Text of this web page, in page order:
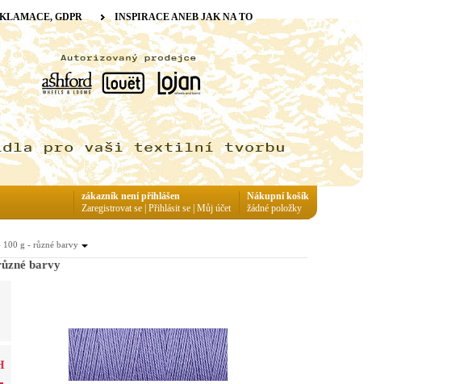
100 g - různé barvy
barvy
GDPR INSPIRACE ANEB JAK NA TO
Nákupní košík
žádné položky
zákazník není přihlášen
Zaregistrovat se Přihlásit se Můj účet